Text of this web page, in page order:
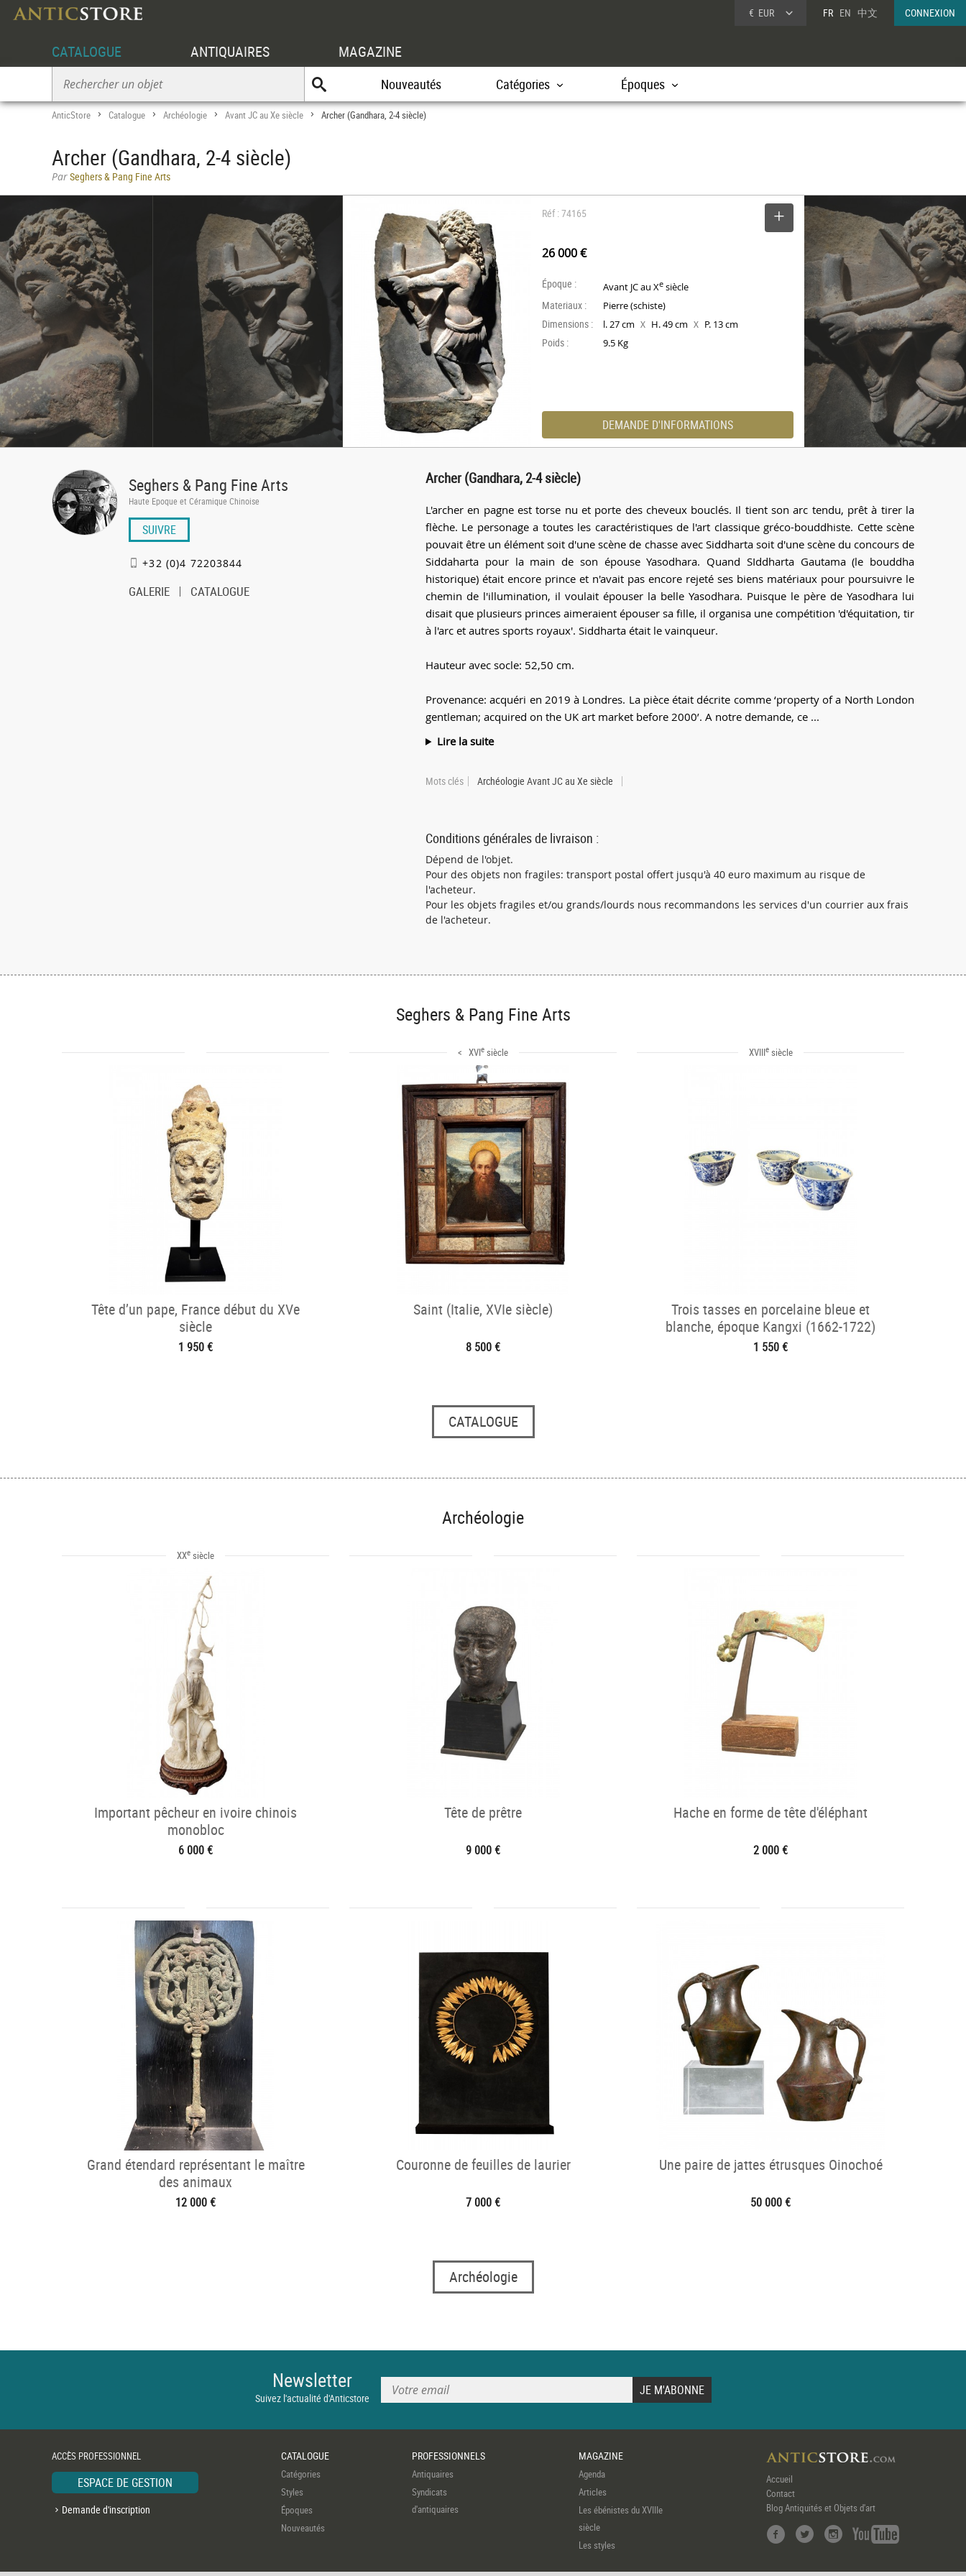
€ EUR FR EN 中文 CONNEXION
CATALOGUE ANTIQUAIRES MAGAZINE
Nouveautés Catégories Époques
AnticStore > Catalogue > Archéologie > Avant JC au Xe siècle > Archer (Gandhara, 2-4 siècle)
Archer (Gandhara, 2-4 siècle)
ParSeghers & Pang Fine Arts
Réf : 74165
26 000 €
Époque : Avant JC au Xe siècle
Materiaux : Pierre (schiste)
Dimensions : l. 27 cm X H. 49 cm X P. 13 cm
Poids : 9.5 Kg
DEMANDE D'INFORMATIONS
Seghers & Pang Fine Arts
Haute Epoque et Céramique Chinoise
SUIVRE
+32 (0)4 72203844
GALERIE CATALOGUE
Archer (Gandhara, 2-4 siècle)
L'archer en pagne est torse nu et porte des cheveux bouclés. Il tient son arc tendu, prêt à tirer la
flèche. Le personage a toutes les caractéristiques de l'art classique gréco-bouddhiste. Cette scène
pouvait être un élément soit d'une scène de chasse avec Siddharta soit d'une scène du concours de
Siddaharta pour la main de son épouse Yasodhara. Quand SIddharta Gautama (le bouddha
historique) était encore prince et n'avait pas encore rejeté ses biens matériaux pour poursuivre le
chemin de l'illumination, il voulait épouser la belle Yasodhara. Puisque le père de Yasodhara lui
disait que plusieurs princes aimeraient épouser sa fille, il organisa une compétition 'd'équitation, tir
à l'arc et autres sports royaux'. Siddharta était le vainqueur.
Hauteur avec socle: 52,50 cm.
Provenance: acquéri en 2019 à Londres. La pièce était décrite comme ‘property of a North London
gentleman; acquired on the UK art market before 2000’. A notre demande, ce ...
Lire la suite
Mots clés Archéologie Avant JC au Xe siècle
Conditions générales de livraison :
Dépend de l'objet.
Pour des objets non fragiles: transport postal offert jusqu'à 40 euro maximum au risque de
l'acheteur.
Pour les objets fragiles et/ou grands/lourds nous recommandons les services d'un courrier aux frais
de l'acheteur.
Seghers & Pang Fine Arts
Tête d’un pape, France début du XVe
siècle
1 950 €
< XVIe siècle
Saint (Italie, XVIe siècle)
8 500 €
XVIIIesiècle
Trois tasses en porcelaine bleue et
blanche, époque Kangxi (1662-1722)
1 550 €
CATALOGUE
Archéologie
XXe siècle
Important pêcheur en ivoire chinois
monobloc
6 000 €
Tête de prêtre
9 000 €
Hache en forme de tête d'éléphant
2 000 €
Grand étendard représentant le maître
des animaux
12 000 €
Couronne de feuilles de laurier
7 000 €
Une paire de jattes étrusques Oinochoé
50 000 €
Archéologie
Newsletter
Suivez l'actualité d'Anticstore
ACCÈS PROFESSIONNEL
ESPACE DE GESTION
Demande d'inscription
CATALOGUE
Catégories
Styles
Époques
Nouveautés
PROFESSIONNELS
Antiquaires
Syndicats
d'antiquaires
MAGAZINE
Agenda
Articles
Les ébénistes du XVIIIe
siècle
Les styles
Accueil
Contact
Blog Antiquités et Objets d'art